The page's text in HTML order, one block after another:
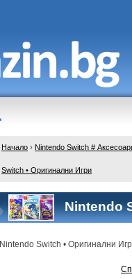
Начало › Nintendo Switch #
Switch • Оригинални Игри
Nintendo
Nintendo Switch • Оригинални